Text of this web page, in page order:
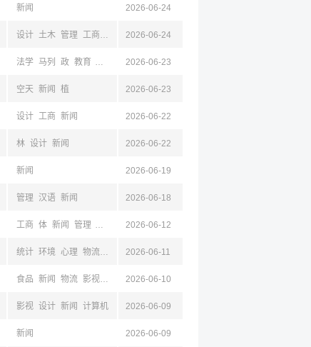
新闻 2026-06-24
设计 土木 管理 工商 建筑 矿 水利 测绘
2026-06-24
法学 马列 政 教育 新闻 2026-06-23
空天 新闻 植 2026-06-23
设计 工商 新闻 2026-06-22
林 设计 新闻 2026-06-22
新闻 2026-06-19
管理 汉语 新闻 2026-06-18
工商 体 新闻 管理 建筑 土木
2026-06-12
统计 环境 心理 物流 工商 新闻 材料
2026-06-11
食品 新闻 物流 影视 设计 计算机
2026-06-10
影视 设计 新闻 计算机 2026-06-09
新闻 2026-06-09